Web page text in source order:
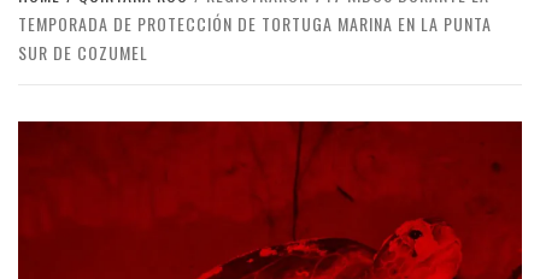
TEMPORADA DE PROTECCIÓN DE TORTUGA MARINA EN LA PUNTA
SUR DE COZUMEL